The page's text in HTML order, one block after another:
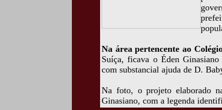
Na área pertencente ao
Suíça, ficava o Éden
com substancial ajuda de D.
Na foto, o projeto elaborado
Ginasiano, com a legenda